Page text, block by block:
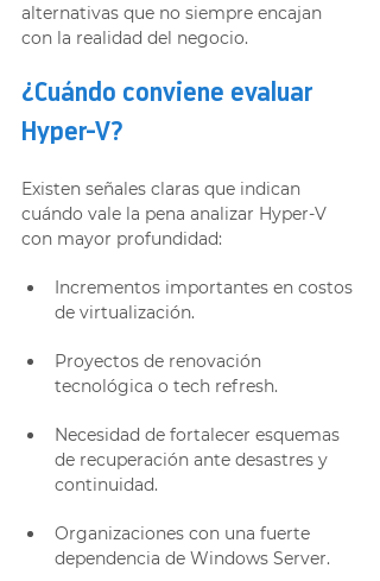
alternativas que no siempre encajan
con la realidad del negocio.
¿Cuándo conviene evaluar
Hyper-V?
Existen señales claras que indican
cuándo vale la pena analizar Hyper-V
con mayor profundidad:
Incrementos importantes en costos
de virtualización.
Proyectos de renovación
tecnológica o tech refresh.
Necesidad de fortalecer esquemas
de recuperación ante desastres y
continuidad.
Organizaciones con una fuerte
dependencia de Windows Server.